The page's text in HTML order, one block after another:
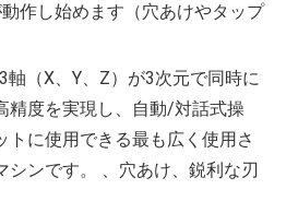
作し始めます（穴あけやタップ
軸（X、Y、Z）が3次元で同時に
精度を実現し、自動/対話式操
トに使用できる最も広く使用さ
シンです。 、穴あけ、鋭利な刃